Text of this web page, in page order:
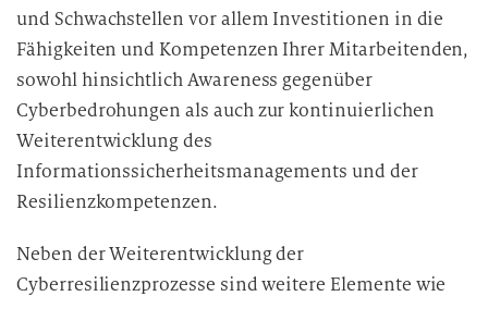
und Schwachstellen vor allem Investitionen in die
Fähigkeiten und Kompetenzen Ihrer Mitarbeitenden,
sowohl hinsichtlich Awareness gegenüber
Cyberbedrohungen als auch zur kontinuierlichen
Weiterentwicklung des
Informationssicherheitsmanagements und der
Resilienzkompetenzen.
Neben der Weiterentwicklung der
Cyberresilienzprozesse sind weitere Elemente wie